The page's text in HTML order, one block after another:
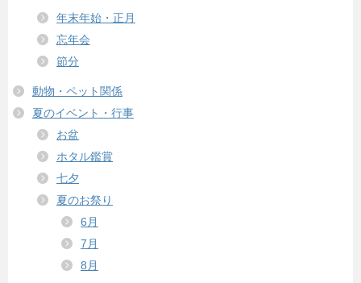
年末年始・正月
忘年会
節分
動物・ペット関係
夏のイベント・行事
お盆
ホタル鑑賞
七夕
夏のお祭り
6月
7月
8月